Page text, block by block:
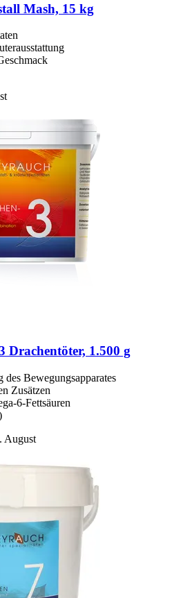
Mash, 15 kg
Drachentöter, 1.500 g
des Bewegungsapparates
Zusätzen
6-Fettsäuren
August